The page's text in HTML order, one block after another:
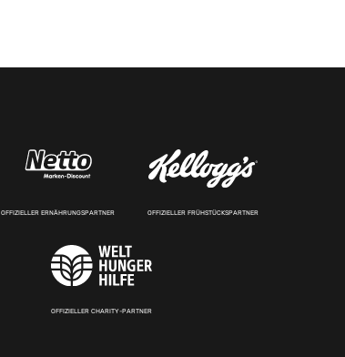
OFFIZIELLER ERNÄHRUNGSPARTNER OFFIZIELLER FRÜHSTÜCKSPARTNER
OFFIZIELLER CHARITY-PARTNER